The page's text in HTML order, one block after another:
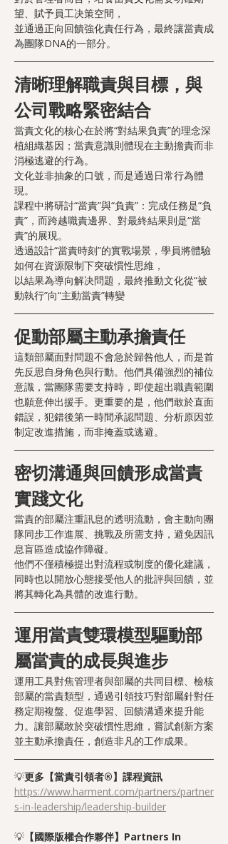
望、賦予員工决策空間，
並通過正向回饋強化責任行為，最終讓當責成
為團隊DNA的一部分。
清晰理解職責與目標，與
公司戰略緊密結合
當責文化的核心在於將“對結果負責”的理念深
植組織基因；當責意識則體現在主動擔責而非
消極逃避的行為。
文化並非抽象的口號，而是通過日常行為體
現。
課程中將研討“當責”與“負責”：完成任務是“負
責”，而跨越職責邊界、對最終結果則是“當
責”的展現。
透過設計“當責時刻”的實戰場景，學員將體驗
如何在資源限制下突破慣性思維，
以結果為導向解决問題，最終推動文化從“被
動執行”向“主動當責”轉變
促動部屬主動承擔責任
這類部屬面對問題不會急於歸咎他人，而是首
先反思自身角色與行動。他們具備強烈的補位
意識，當團隊需要支持時，即使超出職責範圍
也願意伸出援手。更重要的是，他們敢於直面
錯誤，犯錯後第一時間承認問題、分析原因並
制定改進措施，而非掩蓋或逃避。
密切溝通與回饋形成當責
實踐文化
當責的部屬注重訊息的透明流動，會主動向團
隊同步工作進展、挑戰及所需支持，避免因訊
息盲區造成協作障礙。
他們不僅積極提出對流程或制度的優化建議，
同時也以開放心態接受他人的批評與回饋，並
將其轉化為具體的改進行動。
運用當責雙環模型驅動部
屬當責的成長與進步
運用工具對焦管理者與部屬的共同目標、檢核
部屬的當責類型，通過引領技巧對部屬針對任
務定期複盤、促進學習、回饋溝通來提升能
力。讓部屬敢於突破慣性思維，嘗試創新方案
並主動承擔責任，創造非凡的工作成果。
💡更多【當責引領者®】課程資訊
https://www.harment.com/partners/partner
s-in-leadership/leadership-builder
💡 【國際版權合作夥伴】Partners In